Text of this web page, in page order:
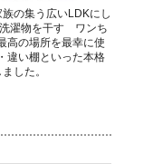
の集う広いLDKにし
濯物を干す ワンち
高の場所を最幸に使
違い棚といった本格
した。